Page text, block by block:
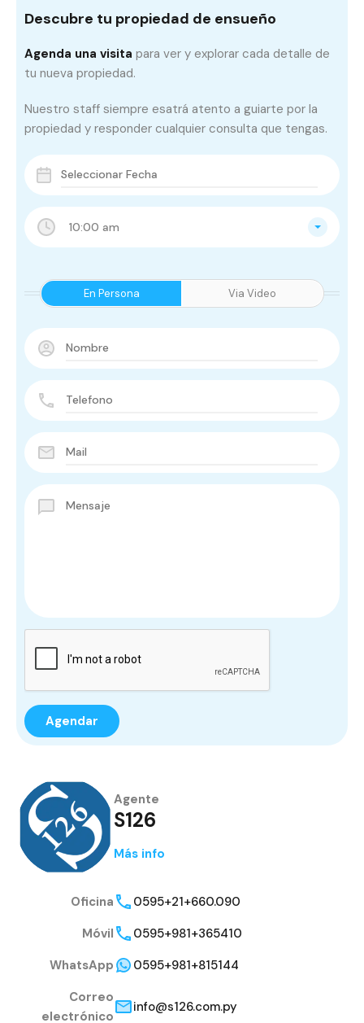
10:00 am
En Persona Via Video
Descubre tu propiedad de ensueño
Agenda una visita para ver y explorar cada detalle de
tu nueva propiedad.
Nuestro staff siempre esatrá atento a guiarte por la
propiedad y responder cualquier consulta que tengas.
Agente
S126
Más info
Oficina
0595+21+660.090
Móvil
0595+981+365410
WhatsApp
0595+981+815144
Correo
electrónico
info@s126.com.py